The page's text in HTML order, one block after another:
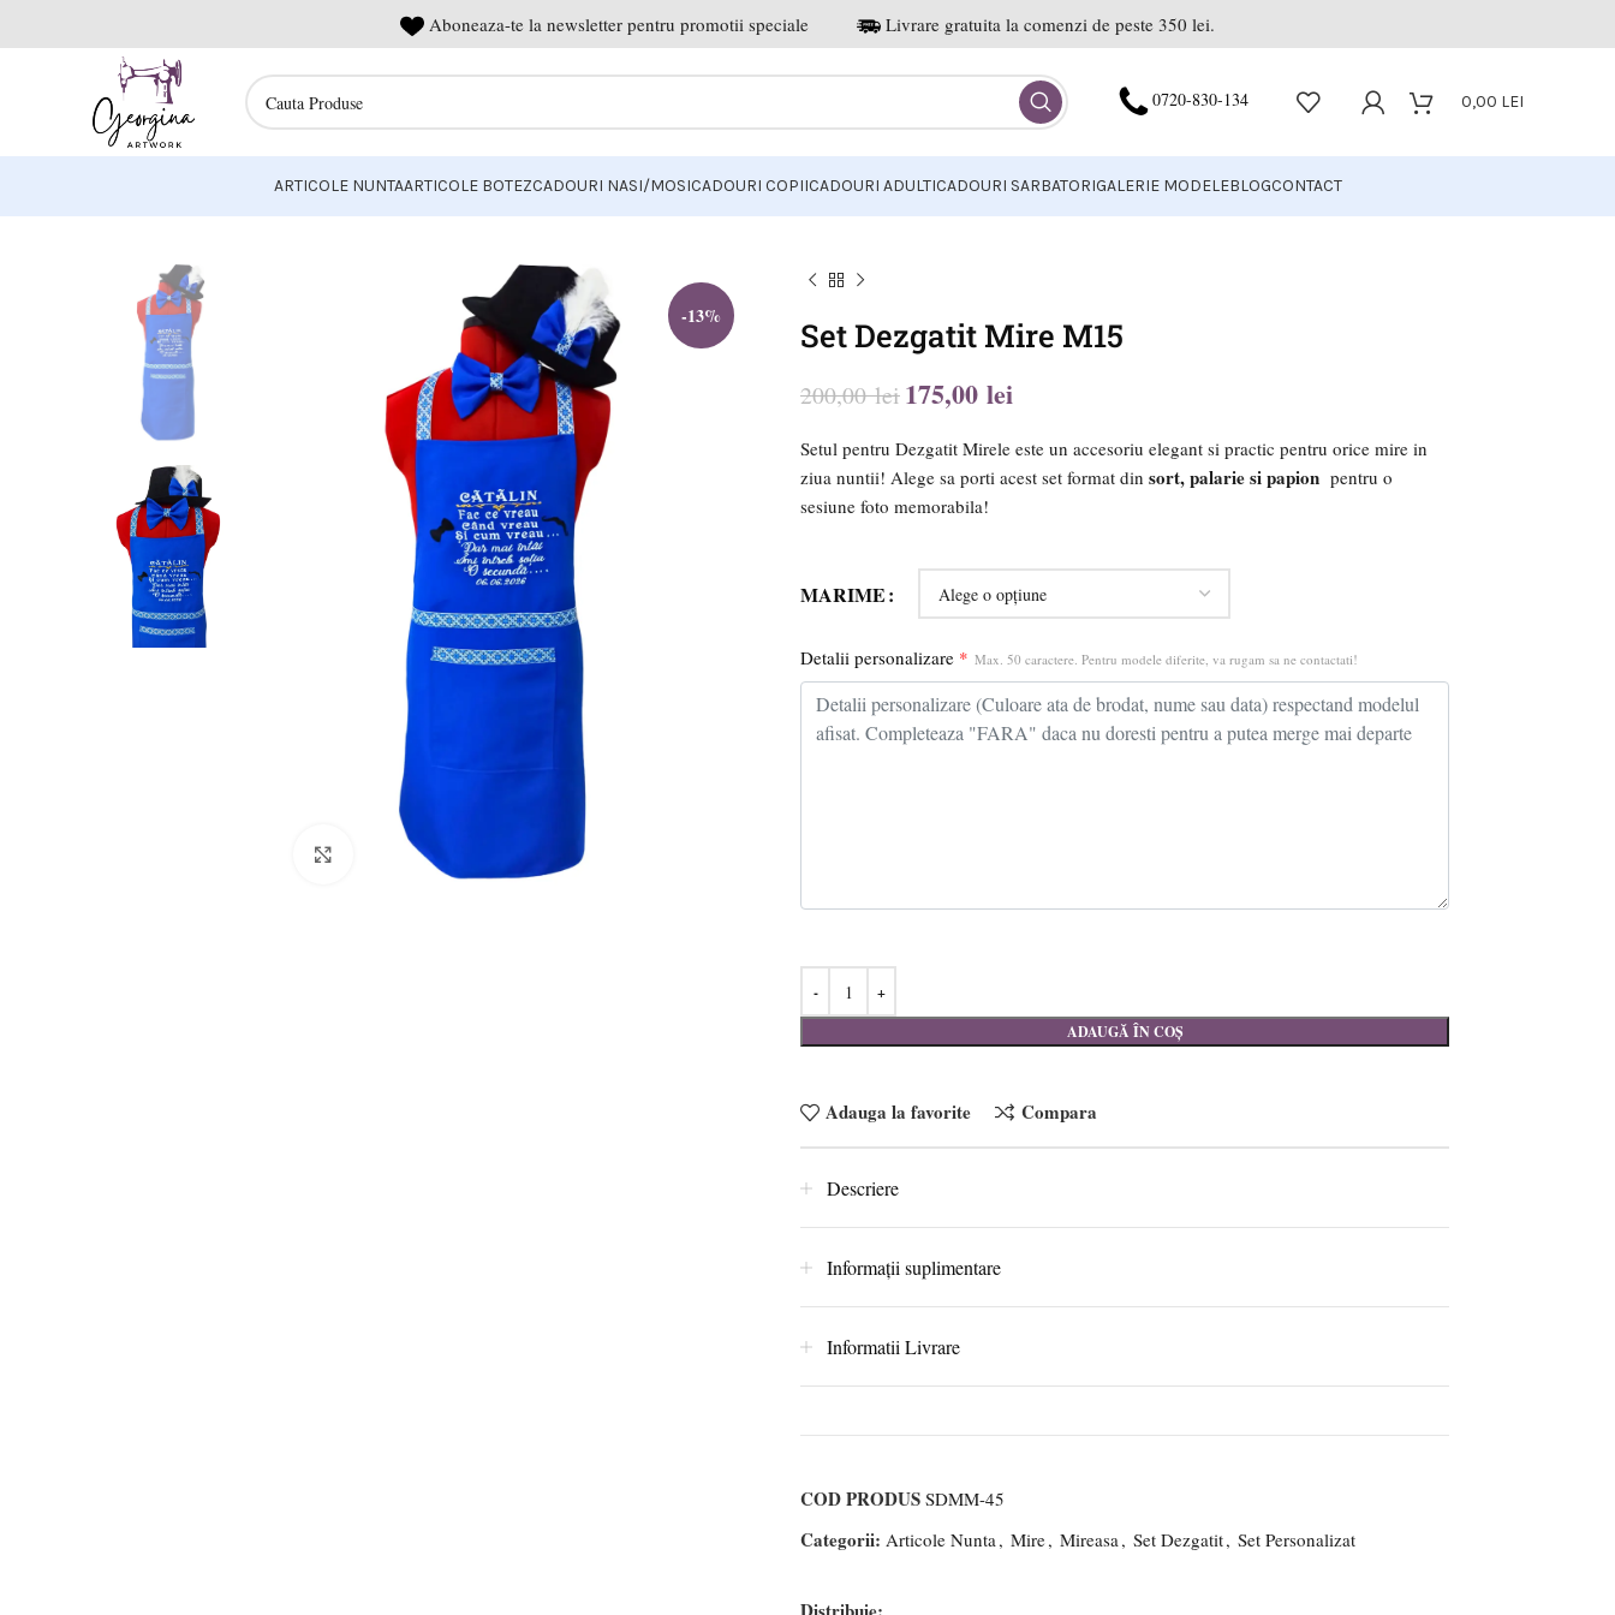
Aboneaza-te la newsletter pentru promotii speciale Livrare gratuita la comenzi de peste 350 lei.
0720-830-134 0,00 LEI
ARTICOLE NUNTAARTICOLE BOTEZCADOURI NASI/MOSICADOURI COPIICADOURI ADULTICADOURI SARBATORIGALERIE MODELEBLOGCONTACT
-13%
Click to enlarge
Set Dezgatit Mire M15
200,00lei175,00 lei
Setul pentru Dezgatit Mirele este un accesoriu elegant si practic pentru orice mire in
ziua nuntii! Alege sa porti acest set format din sort, palarie si papion pentru o
sesiune foto memorabila!
MARIME
Detalii personalizare * Max. 50 caractere. Pentru modele diferite, va rugam sa ne contactati!
ADAUGĂ ÎN COȘ
Adauga la favorite Compara
Descriere
Informații suplimentare
Informatii Livrare
COD PRODUS SDMM-45
Categorii: Articole Nunta, Mire, Mireasa, Set Dezgatit, Set Personalizat